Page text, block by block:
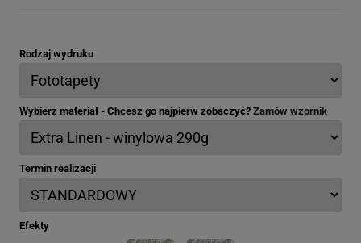
Rodzaj wydruku
Wybierz materiał - Chcesz go najpierw zobaczyć? Zamów wzornik
Termin realizacji
Efekty